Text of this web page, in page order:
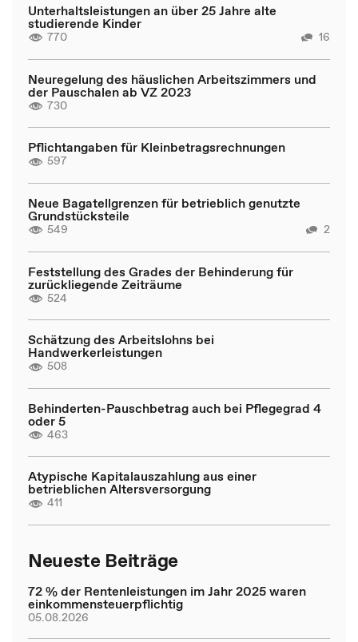
Unterhaltsleistungen an über 25 Jahre alte
studierende Kinder
770 16
Neuregelung des häuslichen Arbeitszimmers und
der Pauschalen ab VZ 2023
730
Pflichtangaben für Kleinbetragsrechnungen
597
Neue Bagatellgrenzen für betrieblich genutzte
Grundstücksteile
549 2
Feststellung des Grades der Behinderung für
zurückliegende Zeiträume
524
Schätzung des Arbeitslohns bei
Handwerkerleistungen
508
Behinderten-Pauschbetrag auch bei Pflegegrad 4
oder 5
463
Atypische Kapitalauszahlung aus einer
betrieblichen Altersversorgung
411
Neueste Beiträge
72 % der Rentenleistungen im Jahr 2025 waren
einkommensteuerpflichtig
05.08.2026